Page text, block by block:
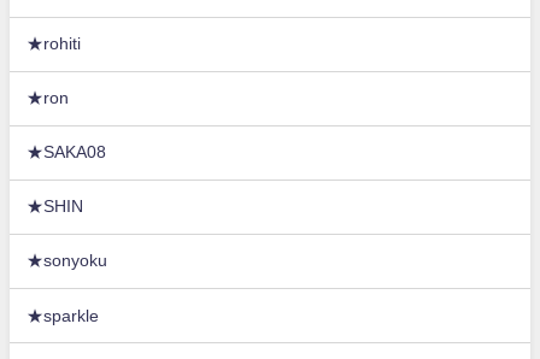
★rohiti
★ron
★SAKA08
★SHIN
★sonyoku
★sparkle